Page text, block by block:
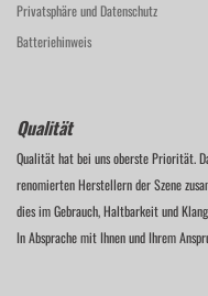
Privatsphäre und Datenschutz
Batteriehinweis
Qualität
Qualität hat bei uns oberste Priorität.
renomierten Herstellern der Szene
dies im Gebrauch, Haltbarkeit und
In Absprache mit Ihnen und Ihrem